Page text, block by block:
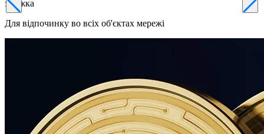
знижка
Для відпочинку во всіх об'єктах мережі